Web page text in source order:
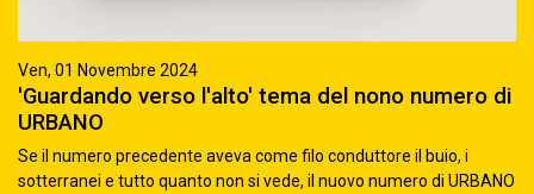
Ven, 01 Novembre 2024
'Guardando verso l'alto' tema del nono numero di
URBANO
Se il numero precedente aveva come filo conduttore il buio, i
sotterranei e tutto quanto non si vede, il nuovo numero di URBANO